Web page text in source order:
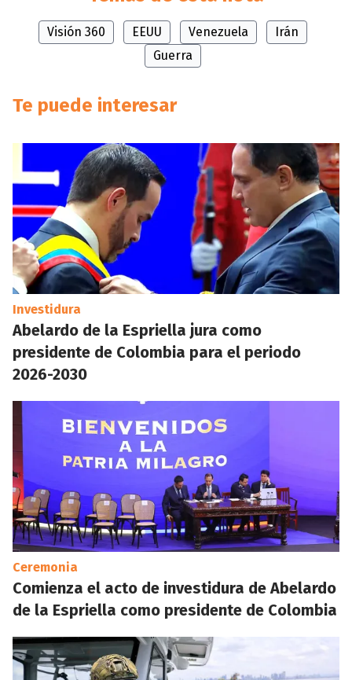
Visión 360 EEUU Venezuela
Irán
Guerra
Te puede interesar
Investidura
Abelardo de la Espriella jura como
presidente de Colombia para el periodo
2026-2030
Ceremonia
Comienza el acto de investidura de Abelardo
de la Espriella como presidente de Colombia